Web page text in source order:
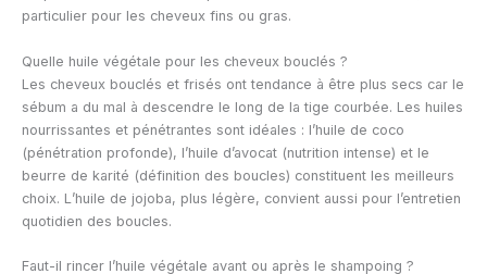
particulier pour les cheveux fins ou gras.
Quelle huile végétale pour les cheveux bouclés ?
Les cheveux bouclés et frisés ont tendance à être plus secs car le
sébum a du mal à descendre le long de la tige courbée. Les huiles
nourrissantes et pénétrantes sont idéales : l’huile de coco
(pénétration profonde), l’huile d’avocat (nutrition intense) et le
beurre de karité (définition des boucles) constituent les meilleurs
choix. L’huile de jojoba, plus légère, convient aussi pour l’entretien
quotidien des boucles.
Faut-il rincer l’huile végétale avant ou après le shampoing ?